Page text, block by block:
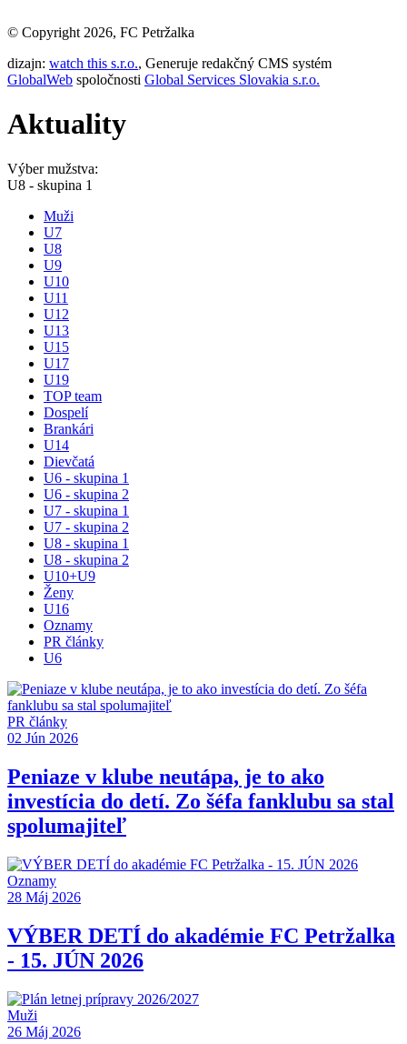
© Copyright 2026, FC Petržalka
dizajn: watch this s.r.o., Generuje redakčný CMS systém
GlobalWeb spoločnosti Global Services Slovakia s.r.o.
Aktuality
Výber mužstva:
U8 - skupina 1
Muži
U7
U8
U9
U10
U11
U12
U13
U15
U17
U19
TOP team
Dospelí
Brankári
U14
Dievčatá
U6 - skupina 1
U6 - skupina 2
U7 - skupina 1
U7 - skupina 2
U8 - skupina 1
U8 - skupina 2
U10+U9
Ženy
U16
Oznamy
PR články
U6
PR články
02 Jún 2026
Peniaze v klube neutápa, je to ako
investícia do detí. Zo šéfa fanklubu sa stal
spolumajiteľ
Oznamy
28 Máj 2026
VÝBER DETÍ do akadémie FC Petržalka
- 15. JÚN 2026
Muži
26 Máj 2026